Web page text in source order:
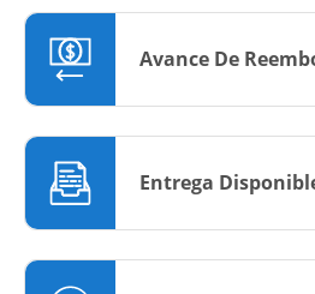
Avance De
Entrega